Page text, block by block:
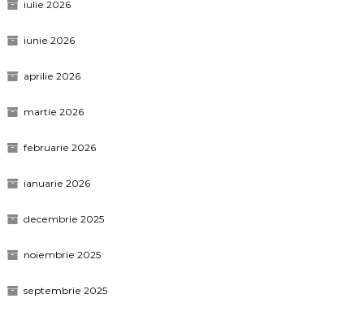
iulie 2026
iunie 2026
aprilie 2026
martie 2026
februarie 2026
ianuarie 2026
decembrie 2025
noiembrie 2025
septembrie 2025